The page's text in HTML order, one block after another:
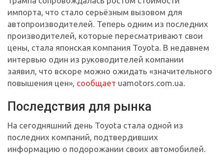
импорта, что стало серьёзным вызовом для
автопроизводителей. Теперь одним из последних
производителей, которые пересматривают свои
цены, стала японская компания Toyota. В недавнем
интервью один из руководителей компании
заявил, что вскоре можно ожидать «значительного
повышения цен», сообщает uamotors.com.ua.
Последствия для рынка
На сегодняшний день Toyota стала одной из
последних компаний, подтвердивших
информацию о подорожании своих автомобилей.